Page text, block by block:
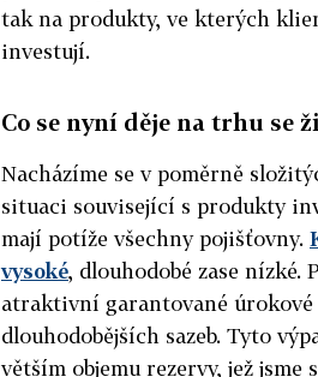
tak na produkty, ve kterých
investují.
Co se nyní děje na trhu se
Nacházíme se v poměrně
situaci související s produkty
mají potíže všechny pojišťovny.
vysoké, dlouhodobé zase nízké.
atraktivní garantované úrokové
dlouhodobějších sazeb. Tyto
větším objemu rezervy, jež